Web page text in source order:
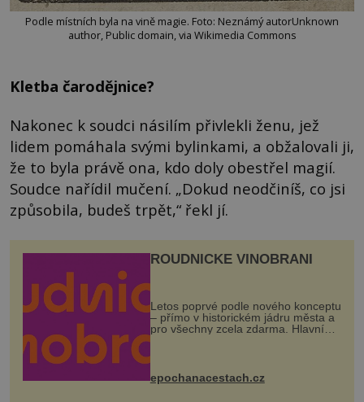
Podle místních byla na vině magie. Foto: Neznámý autorUnknown
author, Public domain, via Wikimedia Commons
Kletba čarodějnice?
Nakonec k soudci násilím přivlekli ženu, jež
lidem pomáhala svými bylinkami, a obžalovali ji,
že to byla právě ona, kdo doly obestřel magií.
Soudce nařídil mučení. „Dokud neodčiníš, co jsi
způsobila, budeš trpět,“ řekl jí.
ROUDNICKÉ VINOBRANÍ
Letos poprvé podle nového konceptu
– přímo v historickém jádru města a
pro všechny zcela zdarma. Hlavní
program se odehraje na Karlově a
mohou těšit na víno, burčák, pes...
epochanacestach.cz